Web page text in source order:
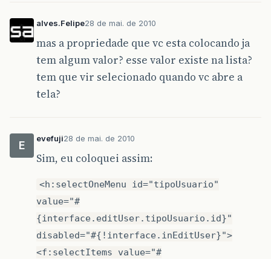
alves.Felipe28 de mai. de 2010
mas a propriedade que vc esta colocando ja
tem algum valor? esse valor existe na lista?
tem que vir selecionado quando vc abre a
tela?
E
evefuji28 de mai. de 2010
Sim, eu coloquei assim:
<h:selectOneMenu id="tipoUsuario"
value="#
{interface.editUser.tipoUsuario.id}"
disabled="#{!interface.inEditUser}">
<f:selectItems value="#